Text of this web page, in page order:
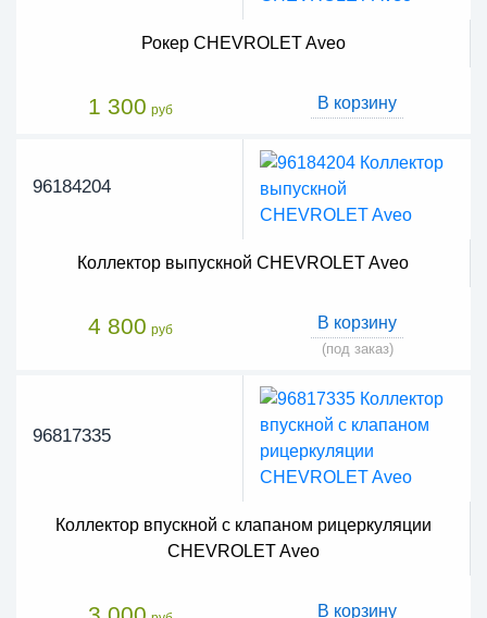
Рокер CHEVROLET Aveo
1 300 руб В корзину
96184204
Коллектор выпускной CHEVROLET Aveo
4 800 руб В корзину
(под заказ)
96817335
Коллектор впускной c клапаном рицеркуляции
CHEVROLET Aveo
В корзину